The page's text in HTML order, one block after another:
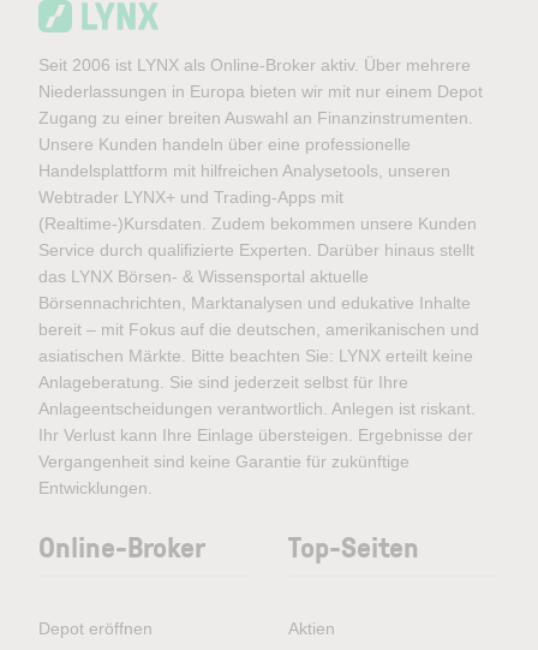
Seit 2006 ist LYNX als Online-Broker aktiv. Über mehrere
Niederlassungen in Europa bieten wir mit nur einem Depot
Zugang zu einer breiten Auswahl an Finanzinstrumenten.
Unsere Kunden handeln über eine professionelle
Handelsplattform mit hilfreichen Analysetools, unseren
Webtrader LYNX+ und Trading-Apps mit
(Realtime-)Kursdaten. Zudem bekommen unsere Kunden
Service durch qualifizierte Experten. Darüber hinaus stellt
das LYNX Börsen- & Wissensportal aktuelle
Börsennachrichten, Marktanalysen und edukative Inhalte
bereit – mit Fokus auf die deutschen, amerikanischen und
asiatischen Märkte. Bitte beachten Sie: LYNX erteilt keine
Anlageberatung. Sie sind jederzeit selbst für Ihre
Anlageentscheidungen verantwortlich. Anlegen ist riskant.
Ihr Verlust kann Ihre Einlage übersteigen. Ergebnisse der
Vergangenheit sind keine Garantie für zukünftige
Entwicklungen.
Online-Broker
Depot eröffnen
Top-Seiten
Aktien